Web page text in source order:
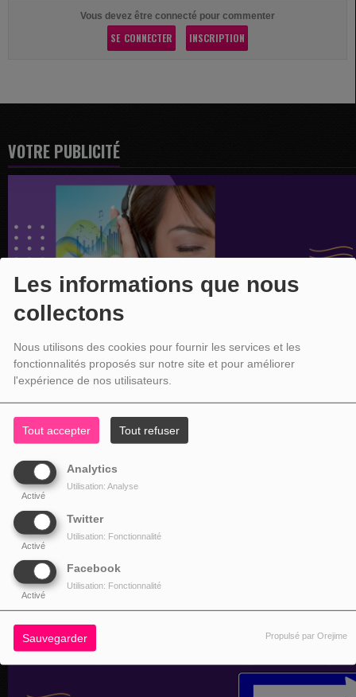
Les informations que nous
collectons
Nous utilisons des cookies pour fournir les services et les
fonctionnalités proposés sur notre site et pour améliorer
l'expérience de nos utilisateurs.
Tout accepter Tout refuser
Analytics
Activé
Utilisation: Analyse
Twitter
Activé
Utilisation: Fonctionnalité
Facebook
Activé
Utilisation: Fonctionnalité
Sauvegarder Propulsé par Orejime
Vous devez être connecté pour commenter
SE CONNECTER INSCRIPTION
VOTRE PUBLICITÉ